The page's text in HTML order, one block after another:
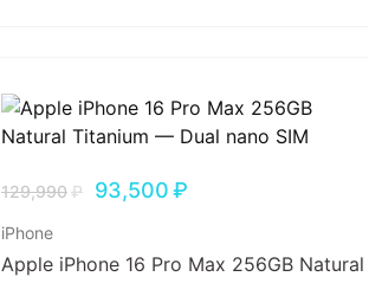
129,990₽ 93,500₽
iPhone
Apple iPhone 16 Pro Max 256GB